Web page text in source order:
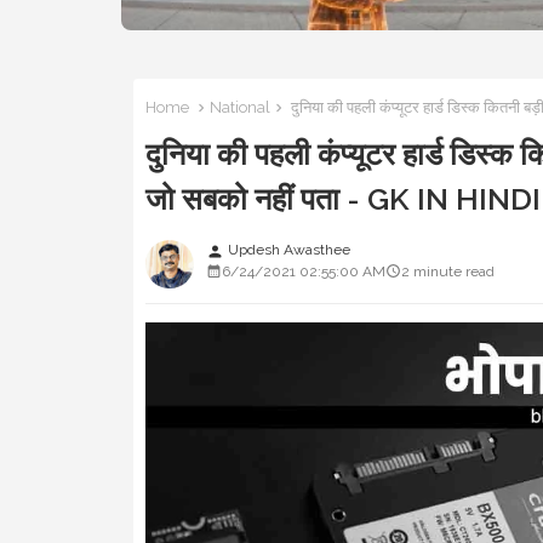
Home National दुनिया की पहली कंप्यूटर हार्ड डिस्क कितनी
दुनिया की पहली कंप्यूटर हार्ड डिस्क
जो सबको नहीं पता - GK IN HINDI
person Updesh Awasthee
6/24/2021 02:55:00 AM
2 minute read